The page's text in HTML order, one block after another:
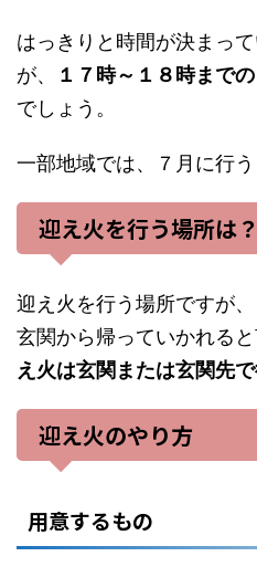
はっきりと時間が決まっ
が、
１７時～１８時まで
でしょう。
一部地域では、７月に行う
迎え火を行う場所は？
迎え火を行う場所ですが
玄関から帰っていかれると
え火は玄関または玄関先で
迎え火のやり方
用意するもの